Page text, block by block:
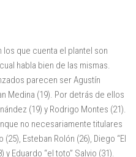
los que cuenta el plantel son
habla bien de las mismas.
parecen ser Agustín
Medina (19). Por detrás de ellos
(19) y Rodrigo Montes (21).
no necesariamente titulares
Esteban Rolón (26), Diego “El
y Eduardo “el toto” Salvio (31).